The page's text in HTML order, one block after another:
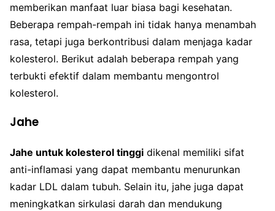
memberikan manfaat luar biasa bagi kesehatan.
Beberapa rempah-rempah ini tidak hanya menambah
rasa, tetapi juga berkontribusi dalam menjaga kadar
kolesterol. Berikut adalah beberapa rempah yang
terbukti efektif dalam membantu mengontrol
kolesterol.
Jahe
Jahe untuk kolesterol tinggi dikenal memiliki sifat
anti-inflamasi yang dapat membantu menurunkan
kadar LDL dalam tubuh. Selain itu, jahe juga dapat
meningkatkan sirkulasi darah dan mendukung